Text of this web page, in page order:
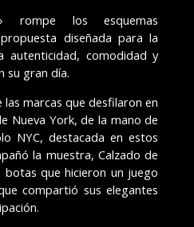
rompe los esquemas
diseñada para la
autenticidad, comodidad y
su gran día.
marcas que desfilaron en
Nueva York, de la mano de
NYC, destacada en estos
la muestra, Calzado de
que hicieron un juego
compartió sus elegantes